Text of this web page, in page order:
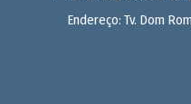
Endereço: Tv. Dom